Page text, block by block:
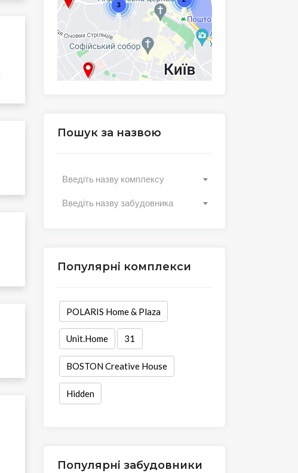
Пошук за назвою
Введіть назву комплексу
Введіть назву забудовника
Популярні комплекси
POLARIS Home & Plaza
Unit.Home 31
BOSTON Creative House
Hidden
Популярні забудовники